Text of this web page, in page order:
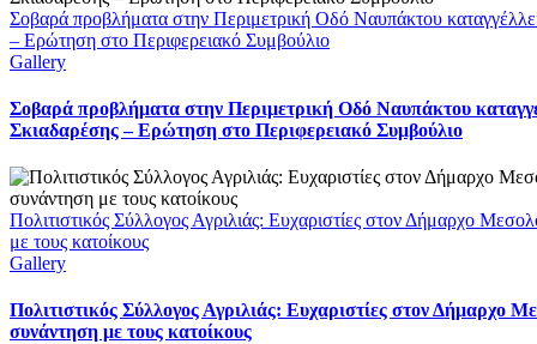
Σοβαρά προβλήματα στην Περιμετρική Οδό Ναυπάκτου
– Ερώτηση στο Περιφερειακό Συμβούλιο
Gallery
Σοβαρά προβλήματα στην Περιμετρική Οδό Ναυπάκτου
Σκιαδαρέσης – Ερώτηση στο Περιφερειακό Συμβούλιο
Πολιτιστικός Σύλλογος Αγριλιάς: Ευχαριστίες στον Δήμαρχο
με τους κατοίκους
Gallery
Πολιτιστικός Σύλλογος Αγριλιάς: Ευχαριστίες στον Δήμαρχο
συνάντηση με τους κατοίκους